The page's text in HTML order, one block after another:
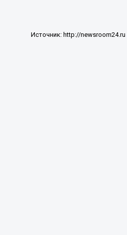
Источник: http://newsroom24.ru